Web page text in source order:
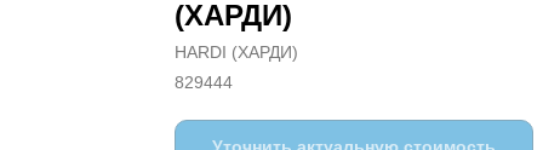
(ХАРДИ)
HARDI (ХАРДИ)
829444